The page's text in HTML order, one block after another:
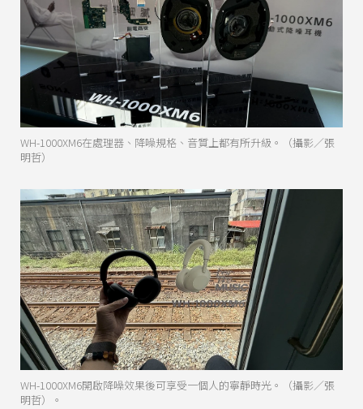
WH-1000XM6在處理器、降噪規格、音質上都有所升級。（攝影／張
明哲）
WH-1000XM6開啟降噪效果後可享受一個人的寧靜時光。（攝影／張
明哲）。